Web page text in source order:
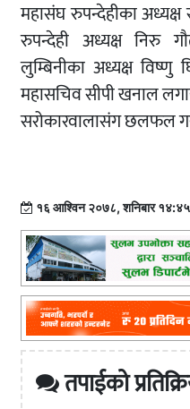
महासंघ रुपन्देहीका अध्यक्ष
रुपन्देही अध्यक्ष निरु
लुम्बिनीका अध्यक्ष विष्णु
महासचिव सीपी खनाल
सरोकारवालासंग छलफल
१६ आश्विन २०७८, शनिबार
तपाईको